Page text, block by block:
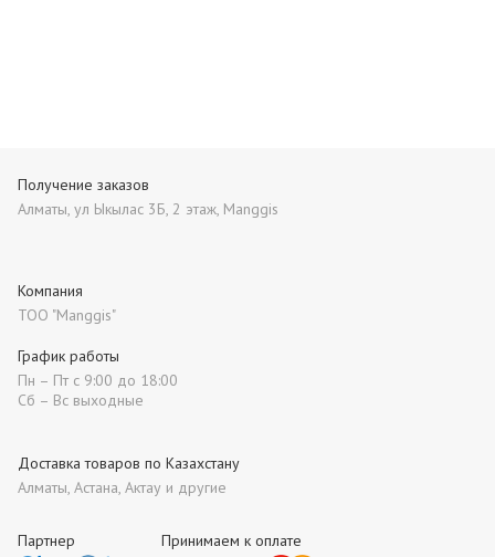
Партнер Принимаем к оплате
Получение заказов
Алматы, ул Ыкылас 3Б, 2 этаж, Manggis
Компания
ТОО "Manggis"
Доставка товаров по Казахстану
Алматы, Астана, Актау и другие
График работы
Пн – Пт с 9:00 до 18:00
Сб – Вс выходные